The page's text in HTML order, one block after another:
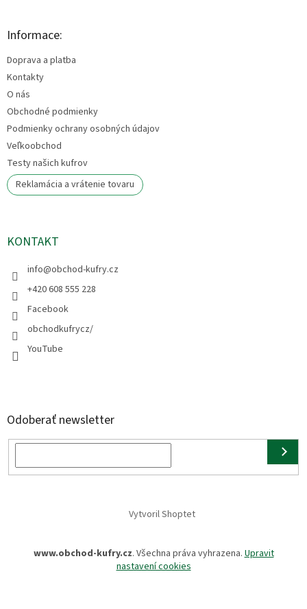
Informace:
Doprava a platba
Kontakty
O nás
Obchodné podmienky
Podmienky ochrany osobných údajov
Veľkoobchod
Testy našich kufrov
Reklamácia a vrátenie tovaru
KONTAKT
info@obchod-kufry.cz
+420 608 555 228
Facebook
obchodkufrycz/
YouTube
Odoberať newsletter
Vytvoril Shoptet
www.obchod-kufry.cz. Všechna práva vyhrazena.Upravit
nastavení cookies